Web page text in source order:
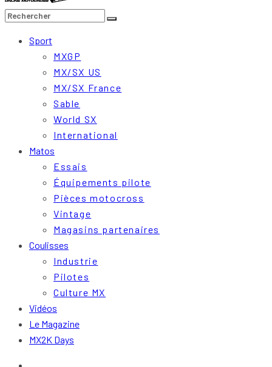
Sport
MXGP
MX/SX US
MX/SX France
Sable
World SX
International
Matos
Essais
Équipements pilote
Pièces motocross
Vintage
Magasins partenaires
Coulisses
Industrie
Pilotes
Culture MX
Vidéos
Le Magazine
MX2K Days